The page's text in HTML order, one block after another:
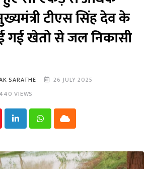
टीएस सिंह देव के
गई खेतो से जल निकासी
SARATHE
26 JULY 2025
440 VIEWS
LinkedInWhatsappCloud